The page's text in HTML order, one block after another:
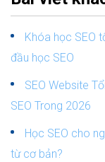
Khóa học SEO
đầu học SEO
SEO Website
SEO Trong 2026
Học SEO cho
từ cơ bản?